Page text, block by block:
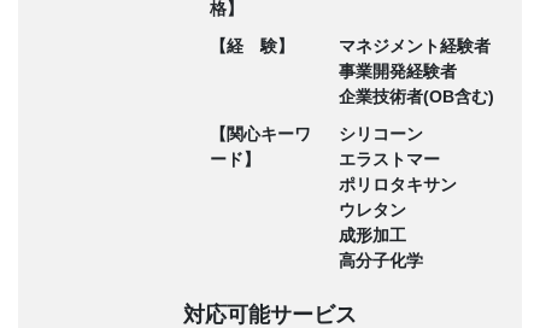
格】
【経 験】
マネジメント経験者
事業開発経験者
企業技術者(OB含む)
【関心キーワ
ード】
シリコーン
エラストマー
ポリロタキサン
ウレタン
成形加工
高分子化学
対応可能サービス